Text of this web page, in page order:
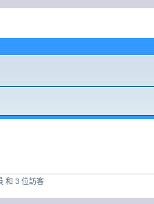
和 3 位訪客